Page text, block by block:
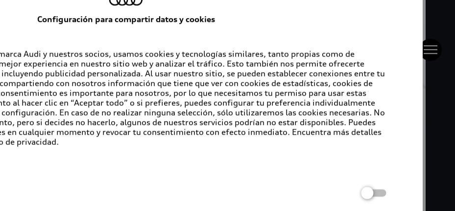
Configuración para compartir datos y cookies
Audi y nuestros socios, usamos cookies y tecnologías similares, tanto propias como de
experiencia en nuestro sitio web y analizar el tráfico. Esto también nos permite ofrecerte
publicidad personalizada. Al usar nuestro sitio, se pueden establecer conexiones entre tu
con nosotros información que tiene que ver con cookies de estadísticas, cookies de
es importante para nosotros, por lo que necesitamos tu permiso para usar estas
al hacer clic en “Aceptar todo” o si prefieres, puedes configurar tu preferencia individualmente
En caso de no realizar ninguna selección, sólo utilizaremos las cookies necesarias. No
pero si decides no hacerlo, algunos de nuestros servicios podrían no estar disponibles. Puedes
en cualquier momento y revocar tu consentimiento con efecto inmediato. Encuentra más detalles
de privacidad.